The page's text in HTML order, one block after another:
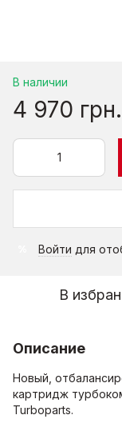
В наличии
4 970 грн.
Войти для
В
Описание
Новый,
картридж
Turboparts.